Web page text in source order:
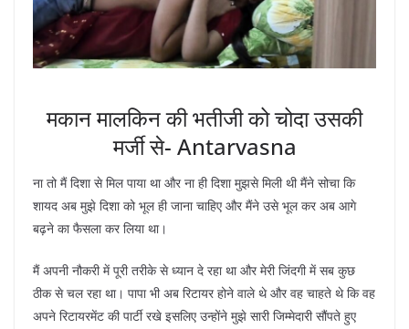
मकान मालकिन की भतीजी को चोदा उसकी
मर्जी से- Antarvasna
ना तो मैं दिशा से मिल पाया था और ना ही दिशा मुझसे मिली थी मैंने सोचा कि
शायद अब मुझे दिशा को भूल ही जाना चाहिए और मैंने उसे भूल कर अब आगे
बढ़ने का फैसला कर लिया था।
मैं अपनी नौकरी में पूरी तरीके से ध्यान दे रहा था और मेरी जिंदगी में सब कुछ
ठीक से चल रहा था। पापा भी अब रिटायर होने वाले थे और वह चाहते थे कि वह
अपने रिटायरमेंट की पार्टी रखे इसलिए उन्होंने मुझे सारी जिम्मेदारी सौंपते हुए